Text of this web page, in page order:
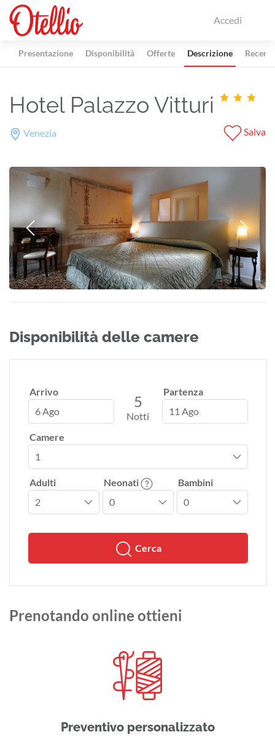
Accedi
Presentazione Disponibilità Offerte Descrizione
Hotel Palazzo Vitturi
Venezia Salva
Disponibilità delle camere
Arrivo
6 Ago
5
Notti
Partenza
11 Ago
Camere
Adulti Neonati Bambini
Cerca
Prenotando online ottieni
Preventivo personalizzato